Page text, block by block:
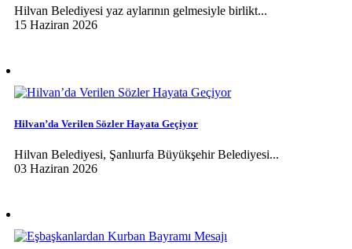
Hilvan Belediyesi yaz aylarının gelmesiyle birlikt...
15 Haziran 2026
Hilvan’da Verilen Sözler Hayata Geçiyor
Hilvan Belediyesi, Şanlıurfa Büyükşehir Belediyesi...
03 Haziran 2026